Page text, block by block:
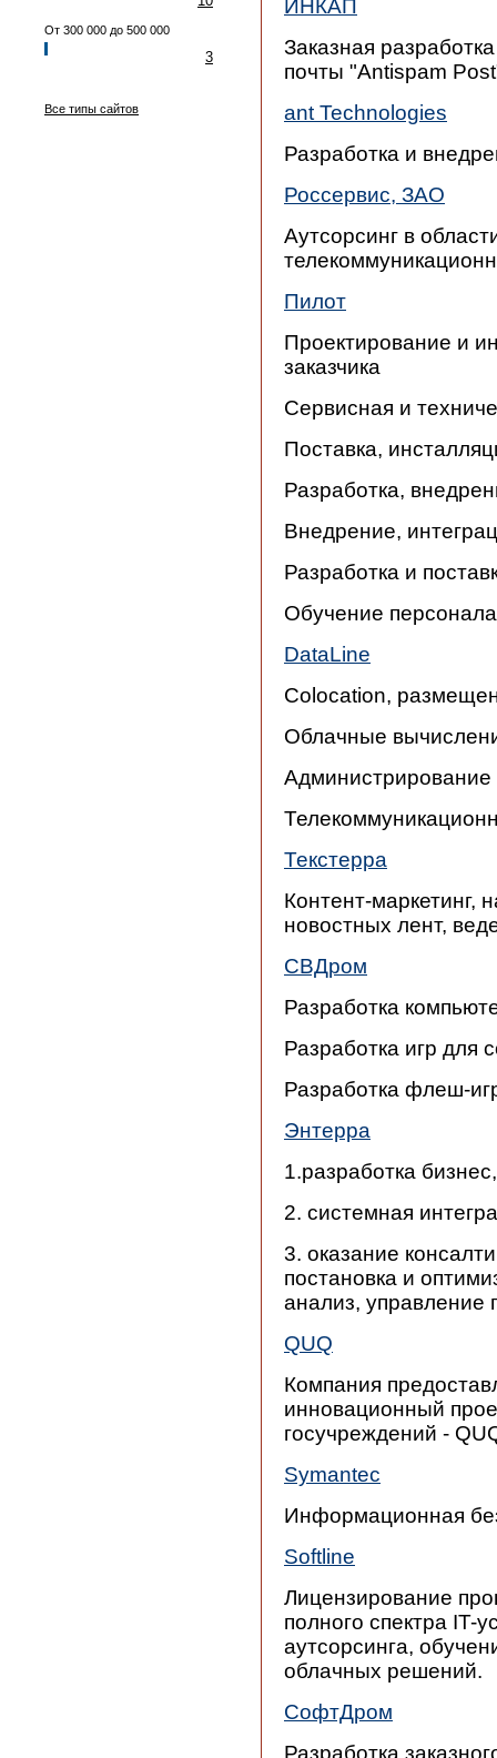
От 300 000 до 500 000
3
Все типы сайтов
ИНКАП
Заказная
почты "Antispam
ant Technologies
Разработка и
Россервис, ЗАО
Аутсорсинг в
Пилот
Проектирование и
заказчика
Сервисная и
Поставка,
Разработка,
Внедрение,
Разработка и
Обучение
DataLine
Colocation,
Облачные
Администрирование
Текстерра
Контент-маркетинг,
новостных лент,
СВДром
Разработка
Разработка игр для
Разработка флеш-
Энтерра
1.разработка
2. системная
3. оказание
постановка и
анализ, управление
QUQ
Компания
инновационный
госучреждений -
Symantec
Информационная
Softline
Лицензирование
полного спектра IT-
аутсорсинга,
облачных решений.
СофтДром
Разработка